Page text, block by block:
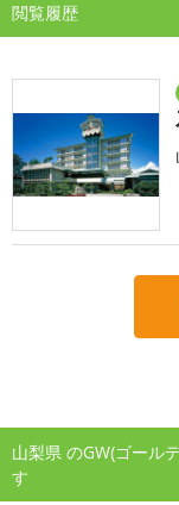
閲覧履歴
山梨県 のGW(ゴール
す